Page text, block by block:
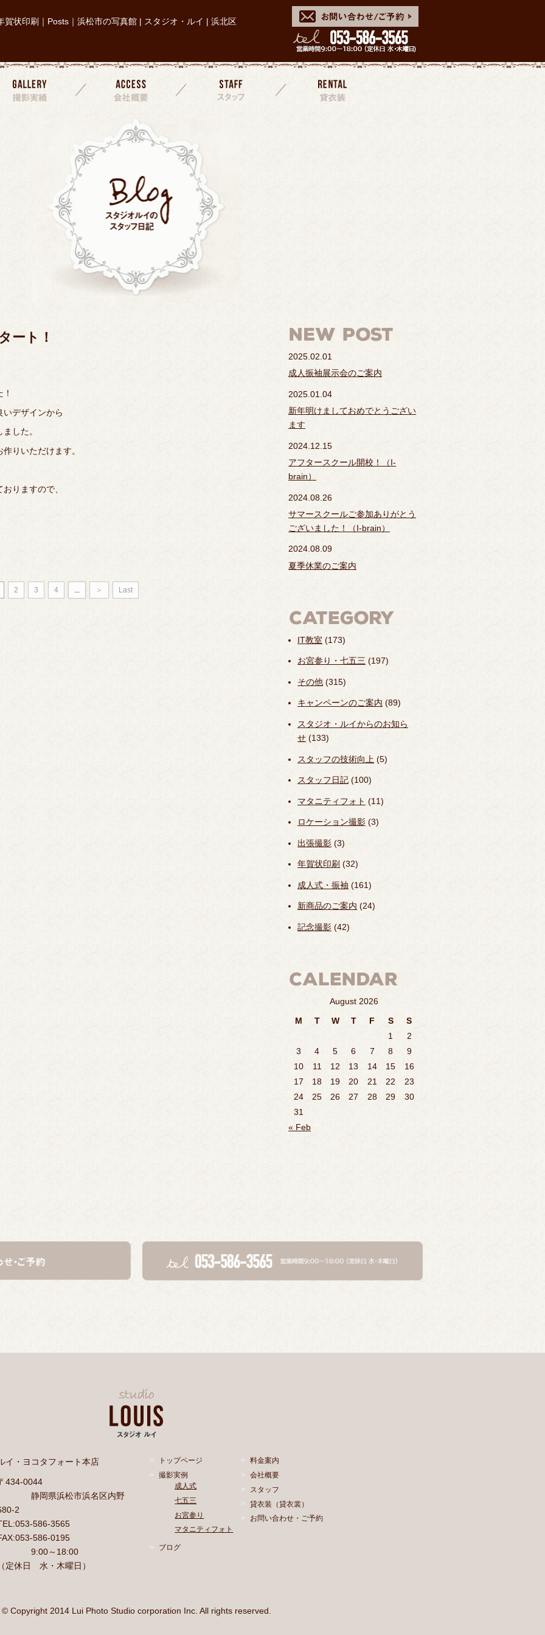
賀状印刷｜Posts｜浜松市の写真館 | スタジオ・ルイ | 浜北区
撮影実績 会社概要 スタッフ
ート！
デザインから
した。
りいただけます。
りますので、
2 3 4 ... ＞ Last
2025.02.01
成人振袖展示会のご案内
2025.01.04
新年明けましておめでとうござい
ます
2024.12.15
アフタースクール開校！（I-
brain）
2024.08.26
サマースクールご参加ありがとう
ございました！（I-brain）
2024.08.09
夏季休業のご案内
IT教室 (173)
お宮参り・七五三 (197)
その他 (315)
キャンペーンのご案内 (89)
スタジオ・ルイからのお知ら
せ (133)
スタッフの技術向上 (5)
スタッフ日記 (100)
マタニティフォト (11)
ロケーション撮影 (3)
出張撮影 (3)
年賀状印刷 (32)
成人式・振袖 (161)
新商品のご案内 (24)
記念撮影 (42)
August 2026
M
T W T F S
S
1
2
3
4 5 6 7 8
9
10
11 12 13 14 15
16
17
18 19 20 21 22
23
24
25 26 27 28 29
30
31
« Feb
トップページ
撮影実例
成人式
七五三
お宮参り
マタニティフォト
ブログ
料金案内
会社概要
スタッフ
貸衣装（貸衣裳）
お問い合わせ・ご予約
イ・ヨコタフォート本店
434-0044
岡県浜松市浜名区内野
2
586-3565
586-0195
～18:00
定休日 水・木曜日）
© Copyright 2014 Lui Photo Studio corporation Inc. All rights reserved.